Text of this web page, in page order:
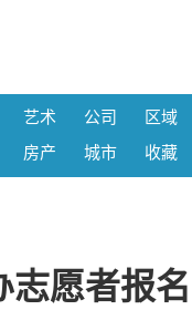
艺术 公司 区域
房产 城市 收藏
志愿者报